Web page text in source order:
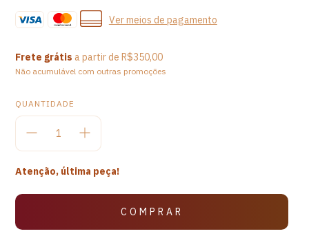
Ver meios de pagamento
Frete grátis a partir deR$350,00
Não acumulável com outras promoções
QUANTIDADE
Atenção, última peça!